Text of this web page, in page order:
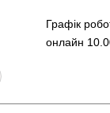
Графік
онлайн